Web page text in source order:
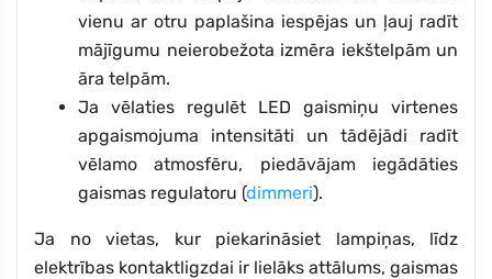
vienu ar otru paplašina iespējas un ļauj radīt
mājīgumu neierobežota izmēra iekštelpām un
āra telpām.
Ja vēlaties regulēt LED gaismiņu virtenes
apgaismojuma intensitāti un tādējādi radīt
vēlamo atmosfēru, piedāvājam iegādāties
gaismas regulatoru (dimmeri).
Ja no vietas, kur piekarināsiet lampiņas, līdz
elektrības kontaktligzdai ir lielāks attālums, gaismas